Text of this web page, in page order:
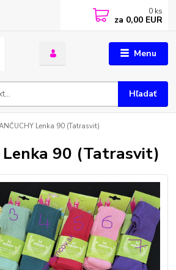
Menu
Hľadať
0 ks
za 0,00 EUR
Lenka 90 (Tatrasvit)
Lenka 90 (Tatrasvit)